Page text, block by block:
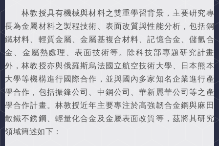
林教授具有機械與材料之雙重學習背景，主要研究專
長為金屬材料之製程技術、表面改質與性能分析，包括鋼
鐵材料、輕質金屬、金屬基複合材料、記憶合金、儲氫合
金、金屬熱處理、表面技術等。除科技部專題研究計畫
外，林教授亦與俄羅斯烏法國立航空技術大學、日本熊本
大學等機構進行國際合作，並與國內多家知名企業進行產
學合作，包括振鋒公司、中鋼公司、華新麗華公司等之產
學合作計畫。林教授近年主要專注於高強韌合金鋼與麻田
散鐵不銹鋼、輕量化合金及金屬表面改質等，茲將其研究
領域簡述如下：